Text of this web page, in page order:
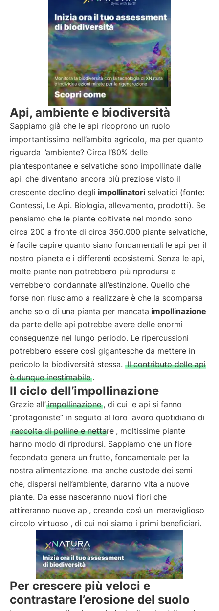
Api, ambiente e biodiversità
Sappiamo già che le api ricoprono un ruolo
importantissimo nell’ambito agricolo, ma per quanto
riguarda l’ambiente? Circa l’80% delle
piantespontanee e selvatiche sono impollinate dalle
api, che diventano ancora più preziose visto il
crescente declino degli impollinatori selvatici (fonte:
Contessi, Le Api. Biologia, allevamento, prodotti). Se
pensiamo che le piante coltivate nel mondo sono
circa 200 a fronte di circa 350.000 piante selvatiche,
è facile capire quanto siano fondamentali le api per il
nostro pianeta e i differenti ecosistemi. Senza le api,
molte piante non potrebbero più riprodursi e
verrebbero condannate all’estinzione. Quello che
forse non riusciamo a realizzare è che la scomparsa
anche solo di una pianta per mancata impollinazione
da parte delle api potrebbe avere delle enormi
conseguenze nel lungo periodo. Le ripercussioni
potrebbero essere così gigantesche da mettere in
pericolo la biodiversità stessa. Il contributo delle api
è dunque inestimabile .
Il ciclo dell’impollinazione
Grazie all’ impollinazione , di cui le api si fanno
“protagoniste” in seguito al loro lavoro quotidiano di
raccolta di polline e nettare , moltissime piante
hanno modo di riprodursi. Sappiamo che un fiore
fecondato genera un frutto, fondamentale per la
nostra alimentazione, ma anche custode dei semi
che, dispersi nell’ambiente, daranno vita a nuove
piante. Da esse nasceranno nuovi fiori che
attireranno nuove api, creando così un meraviglioso
circolo virtuoso , di cui noi siamo i primi beneficiari.
Per crescere più veloci e
contrastare l’erosione del suolo